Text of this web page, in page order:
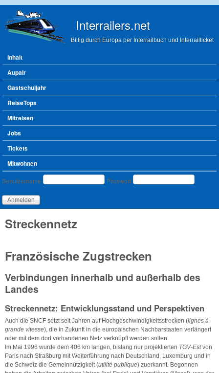
Interrailers.net
Billig durch Europa per Interrailbuch und Interrailticket
Hauptmenü
Inhalt
Aupair
Gastschuljahr
ReiseTops
Mitreisen
Jobs
Tickets
Mitwohnen
Benutzeranmeldung
Benutzername Passwort
Streckennetz
Französische Zugstrecken
Verbindungen innerhalb und außerhalb des
Landes
Streckennetz: Entwicklungsstand und Perspektiven
Auch die SNCF setzt seit Jahren auf Hochgeschwindigkeitsstrecken (lignes à
grande vitesse), die in Zukunft in die europäischen Nachbarstaaten verlängert
oder mit dem dort vorhandenen Netz verknüpft werden sollen.
Im Mai 1996 wurde dem 406 km langen, bislang nur projektierten TGV-Estvon
Paris nach Straßburg mit Weiterführung nach Deutschland, Luxemburg und in
die Schweiz die Gemeinnützigkeit (utilité publique) zuerkannt. Begonnen